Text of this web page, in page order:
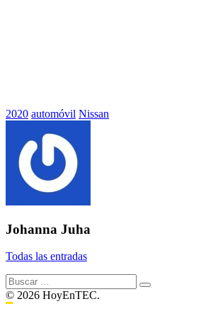
Etiquetado
2020 automóvil Nissan
Johanna Juha
Todas las entradas
Buscar:
© 2026 HoyEnTEC.